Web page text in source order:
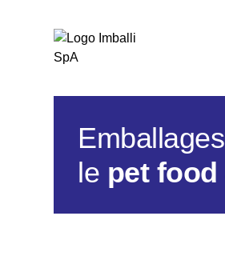
le pet food